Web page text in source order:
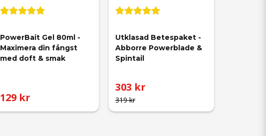
PowerBait Gel 80ml -
Maximera din fångst
med doft & smak
129 kr
Utklasad Betespaket -
Abborre Powerblade &
Spintail
319 kr
303 kr